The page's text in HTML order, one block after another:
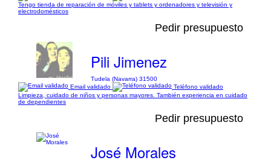
Tengo tienda de reparación de móviles y tablets y ordenadores y televisión y
electrodomésticos
Pedir presupuesto
Pili Jimenez
Tudela (Navarra) 31500
Email validado
Teléfono validado
Limpieza, cuidado de niños y personas mayores. También experiencia en cuidado
de dependientes
Pedir presupuesto
José Morales